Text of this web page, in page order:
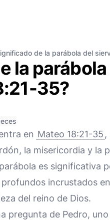
de la parábola del
la
35?
en Mateo 18:21-35 ,
la misericordia y la
es significativa
incrustados
del reino de Dios.
pregunta de Pedro,